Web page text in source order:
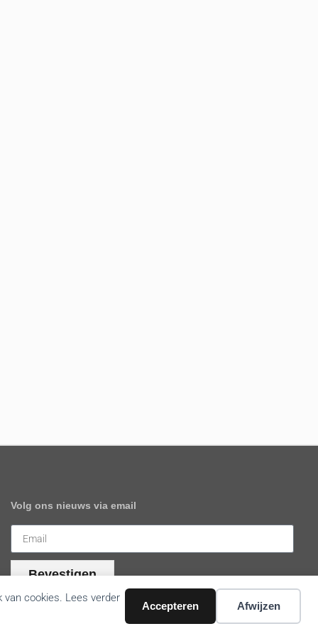
van cookies. Lees verder
Accepteren Afwijzen
Volg ons nieuws via email
Bevestigen